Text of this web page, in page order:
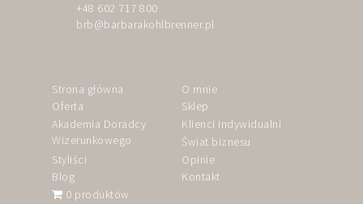
+48 602 717 800
brb@barbarakohlbrenner.pl
Strona główna
O mnie
Oferta
Sklep
Akademia Doradcy
Wizerunkowego
Klienci indywidualni
Świat biznesu
Styliści
Opinie
Blog
Kontakt
0 produktów